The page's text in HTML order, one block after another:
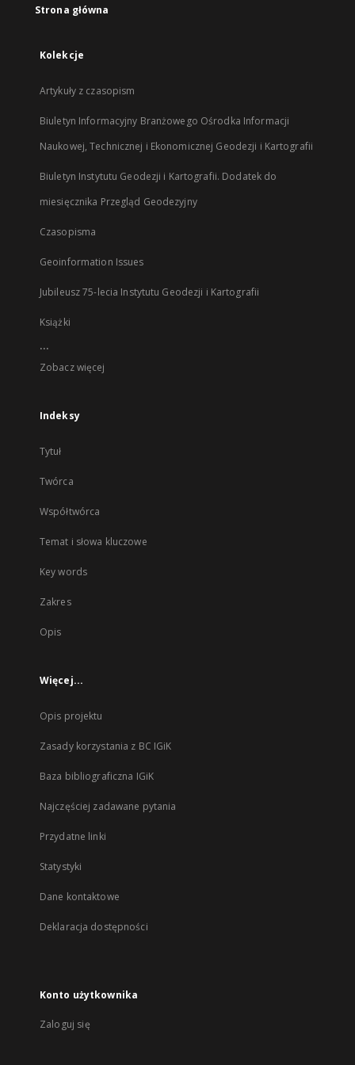
Strona główna
Kolekcje
Artykuły z czasopism
Biuletyn Informacyjny Branżowego Ośrodka Informacji
Naukowej, Technicznej i Ekonomicznej Geodezji i Kartografii
Biuletyn Instytutu Geodezji i Kartografii. Dodatek do
miesięcznika Przegląd Geodezyjny
Czasopisma
Geoinformation Issues
Jubileusz 75-lecia Instytutu Geodezji i Kartografii
Książki
...
Zobacz więcej
Indeksy
Tytuł
Twórca
Współtwórca
Temat i słowa kluczowe
Key words
Zakres
Opis
Więcej...
Opis projektu
Zasady korzystania z BC IGiK
Baza bibliograficzna IGiK
Najczęściej zadawane pytania
Przydatne linki
Statystyki
Dane kontaktowe
Deklaracja dostępności
Konto użytkownika
Zaloguj się